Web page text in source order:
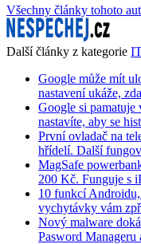
Všechny články tohoto
Další články z kategorie
Google může mít
nastavení ukáže,
Google si
nastavíte, aby se
První ovladač na
hřídelí. Další
MagSafe
200 Kč. Funguje s
10 funkcí
vychytávky vám
Nový malware
Pasword Manageru